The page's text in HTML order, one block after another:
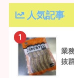
人気記事
1
業
抜